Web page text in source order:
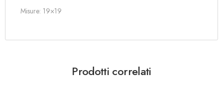
Misure: 19×19
Prodotti correlati